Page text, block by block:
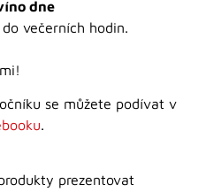
dne
večerních hodin.
se můžete podívat v
.
prezentovat